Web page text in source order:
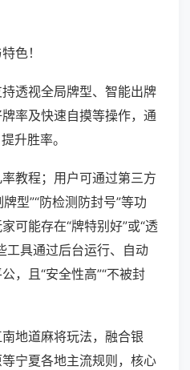
色！
透视全局牌型、智能出牌
率及快速自摸等操作，通
升胜率。
教程；用户可通过第三方
型”“防检测防封号”等功
可能存在“牌特别好”或“透
工具通过后台运行、自动
，且“安全性高”“不被封
地道麻将玩法，融合银
宁夏各地主流规则，核心